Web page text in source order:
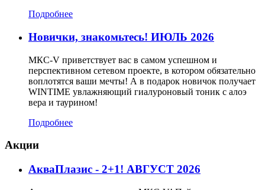
Подробнее
Новички, знакомьтесь! ИЮЛЬ 2026
МКС-V приветствует вас в самом успешном и
перспективном сетевом проекте, в котором обязательно
воплотятся ваши мечты! А в подарок новичок получает
WINTIME увлажняющий гиалуроновый тоник с алоэ
вера и таурином!
Подробнее
Акции
АкваПлазис - 2+1! АВГУСТ 2026